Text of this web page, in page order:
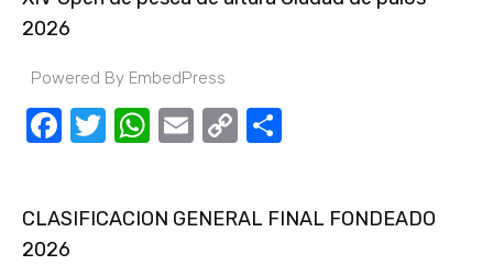
2026
Powered By EmbedPress
Facebook
Twitter
WhatsApp
Email
Copy
CLASIFICACION GENERAL FINAL FONDEADO
2026